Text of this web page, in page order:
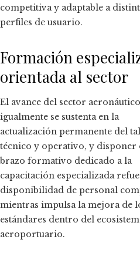
competitiva y adaptable a
perfiles de usuario.
Formación
orientada al sector
El avance del sector aeronáutico
igualmente se sustenta en la
actualización permanente del
técnico y operativo, y disponer
brazo formativo dedicado a la
capacitación especializada
disponibilidad de personal
mientras impulsa la mejora de
estándares dentro del
aeroportuario.